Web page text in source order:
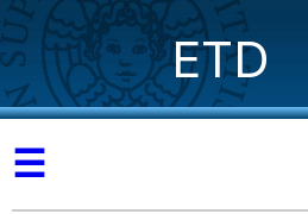
ETD
☰